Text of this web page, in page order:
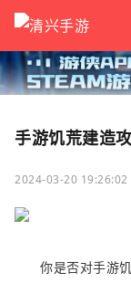
手游饥荒建造
2024-03-20 19:26:02
你是否对手游